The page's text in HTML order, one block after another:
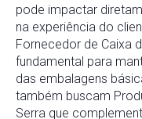
pode impactar
na experiência do
Fornecedor de Caixa
fundamental para
das embalagens
também buscam
Serra que